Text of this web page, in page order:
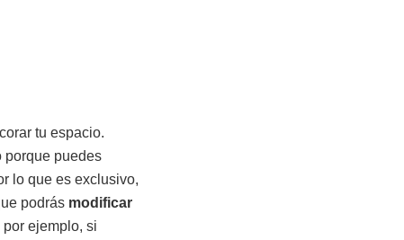
tu espacio.
porque puedes
lo que es exclusivo,
podrás modificar
por ejemplo, si